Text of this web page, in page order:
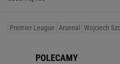
Premier League Arsenal Wojciech
POLECAMY